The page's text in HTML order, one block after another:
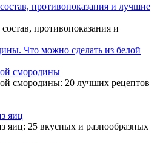
противопоказания и лучшие
противопоказания и
смородины
смородины: 20 лучших рецептов
яиц
яиц: 25 вкусных и разнообразных